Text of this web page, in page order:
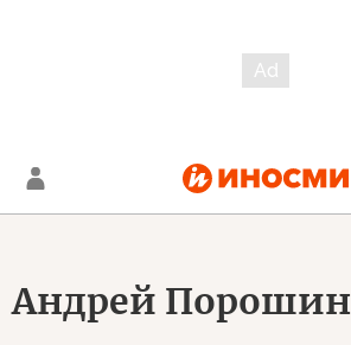
Андрей Порошин